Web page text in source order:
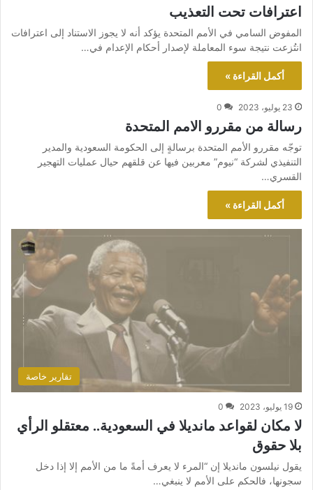
اعترافات تحت التعذيب
المفوض السامي في الأمم المتحدة يؤكد أنه لا يجوز الاستناد إلى اعترافات
انتُزعت نتيجة سوء المعاملة لإصدار أحكام الإعدام في…
أكمل القراءة »
23 يوليو، 2023 0
رسالة من مقررو الامم المتحدة
توجّه مقررو الأمم المتحدة برسالةٍ إلى الحكومة السعودية والمدير
التنفيذي لشركة “نيوم” معربين فيها عن قلقهم حيال عمليات التهجير
القسري…
أكمل القراءة »
تقارير خاصة
19 يوليو، 2023 0
لا مكان لقواعد مانديلا في السعودية.. معتقلو الرأي
بلا حقوق
يقول نيلسون مانديلا إن “المرء لا يعرف أمةً ما من الأمم إلا إذا دخل
سجونها، فالحكم على الأمم لا ينبغي…